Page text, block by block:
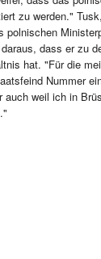
zu werden."
polnischen
dass er zu
hat. "Für die
Nummer
auch weil ich in